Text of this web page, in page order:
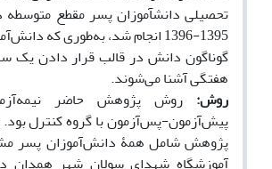
تحصیلی دانش­آموزان پسر مقطع
1395-1396 انجام شد، به‌طوری که
گوناگون دانش در قالب قرار دادن یک
هفتگی آشنا می‌شوند.
روش: روش پژوهش حاضر
پیش‌آزمون-پس‌آزمون با گروه کنترل بود.
پژوهش شامل همۀ دانش‌آموزان پسر